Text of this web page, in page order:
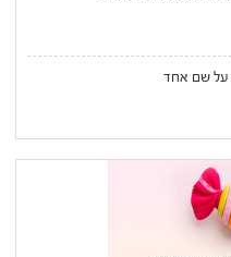
על שם אחד